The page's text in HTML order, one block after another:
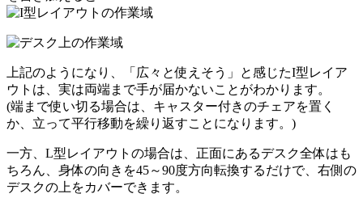
上記のようになり、「広々と使えそう」と感じたI型レイア
ウトは、実は両端まで手が届かないことがわかります。
(端まで使い切る場合は、キャスター付きのチェアを置く
か、立って平行移動を繰り返すことになります。)
一方、L型レイアウトの場合は、正面にあるデスク全体はも
ちろん、身体の向きを45～90度方向転換するだけで、右側の
デスクの上をカバーできます。